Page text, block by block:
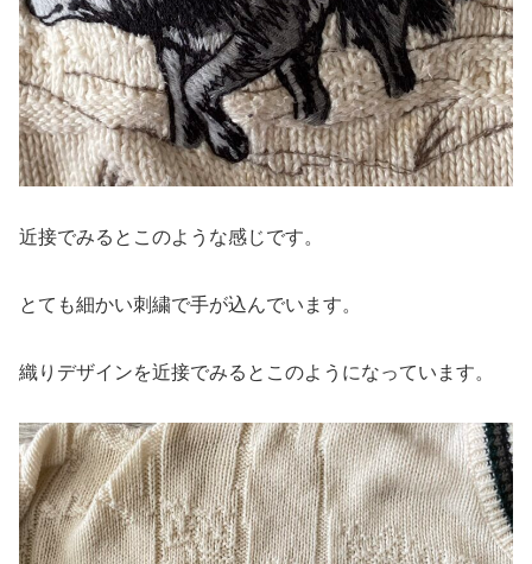
近接でみるとこのような感じです。
とても細かい刺繍で手が込んでいます。
織りデザインを近接でみるとこのようになっています。